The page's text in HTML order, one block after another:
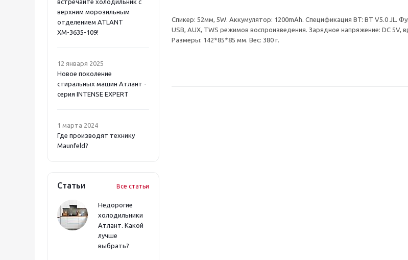
встречайте холодильник с
верхним морозильным
отделением ATLANT
ХМ-3635-109!
12 января 2025
Новое поколение
стиральных машин Атлант -
серия INTENSE EXPERT
1 марта 2024
Где производят технику
Maunfeld?
Статьи Все статьи
Недорогие
холодильники
Атлант. Какой
лучше
выбрать?
Спикер: 52мм, 5W. Аккумулятор: 1200mAh. Спецификация BT: BT V5.0 JL.
USB, AUX, TWS режимов воспроизведения. Зарядное напряжение: DC
Размеры: 142*85*85 мм. Вес: 380 г.